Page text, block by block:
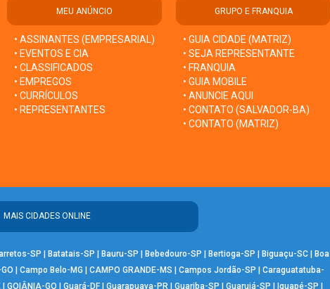
MEU ANÚNCIO
• ASSINANTES (EMPRESARIAL)
• EVENTOS E CIA
• CLASSIFICADOS
• EMPREGOS
• CURRÍCULOS
• REPRESENTANTES
GRUPO E FRANQUIA
• GUIA CIDADE (MATRIZ)
• SEJA REPRESENTANTE
• FRANQUIA
• GUIA MOBILE
• ANUNCIE AQUI
• CONTATO (SALVADOR-BA)
• CONTATO (MATRIZ)
MAIS CIDADES ONLINE
SP | Batatais-SP | Bauru-SP | Bebedouro-SP | Bertioga-SP | Biguaçu-SC| Boa
| Campo Belo-MG | CAMPO GRANDE-MS | Campos Jordão-SP | Caraguatatuba-
| GOIÂNIA-GO | Guará-DF | Guarapuava-PR | Guariba-SP | Guarujá-SP | Iguapé-SP |